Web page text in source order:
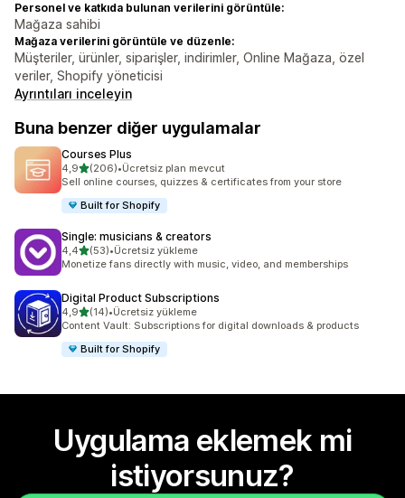
Personel ve katkıda bulunan verilerini görüntüle:
Mağaza sahibi
Mağaza verilerini görüntüle ve düzenle:
Müşteriler, ürünler, siparişler, indirimler, Online Mağaza, özel
veriler, Shopify yöneticisi
Ayrıntıları inceleyin
Buna benzer diğer uygulamalar
Courses Plus
4,95 yıldız üzerinden
(206)
toplam 206 değerlendirme
•Ücretsiz plan mevcut
Sell online courses, quizzes & certificates from your store
Built for Shopify
Single: musicians & creators
4,45 yıldız üzerinden
(53)
toplam 53 değerlendirme
•Ücretsiz yükleme
Monetize fans directly with music, video, and memberships
Digital Product Subscriptions
4,95 yıldız üzerinden
(14)
toplam 14 değerlendirme
•Ücretsiz yükleme
Content Vault: Subscriptions for digital downloads & products
Built for Shopify
Uygulama eklemek mi
istiyorsunuz?